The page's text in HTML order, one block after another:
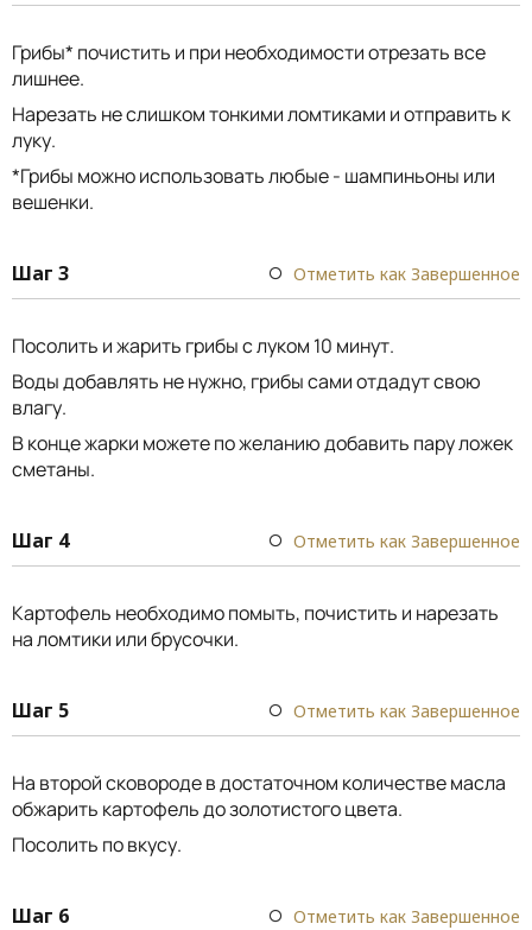
Грибы* почистить и при необходимости отрезать все
лишнее.
Нарезать не слишком тонкими ломтиками и отправить к
луку.
*Грибы можно использовать любые - шампиньоны или
вешенки.
Шаг 3 Отметить как Завершенное
Посолить и жарить грибы с луком 10 минут.
Воды добавлять не нужно, грибы сами отдадут свою
влагу.
В конце жарки можете по желанию добавить пару ложек
сметаны.
Шаг 4 Отметить как Завершенное
Картофель необходимо помыть, почистить и нарезать
на ломтики или брусочки.
Шаг 5 Отметить как Завершенное
На второй сковороде в достаточном количестве масла
обжарить картофель до золотистого цвета.
Посолить по вкусу.
Шаг 6 Отметить как Завершенное